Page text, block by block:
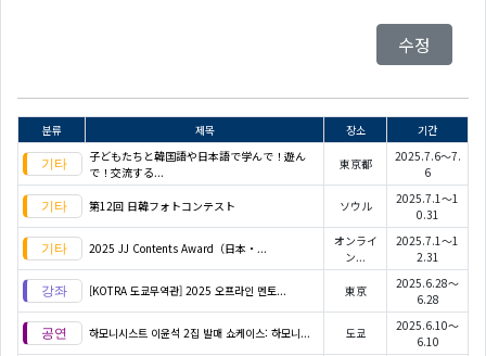
수정
분류 제목 장소
기간
子どもたちと韓国語や日本語で学んで！遊ん
で！交流する...
東京都
2025.7.6～7.
6
第12回 日韓フォトコンテスト ソウル
2025.7.1～1
0.31
2025 JJ Contents Award（日本・...
オンライ
ン...
2025.7.1～1
2.31
[KOTRA 도쿄무역관] 2025 오프라인 멘토... 東京
2025.6.28～
6.28
하모니시스트 이윤석 2집 발매 쇼케이스: 하모니... 도쿄
2025.6.10～
6.10